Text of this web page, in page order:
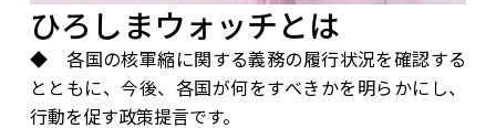
ひろしまウォッチとは
◆ 各国の核軍縮に関する義務の履行状況を確認する
とともに、今後、各国が何をすべきかを明らかにし、
行動を促す政策提言です。